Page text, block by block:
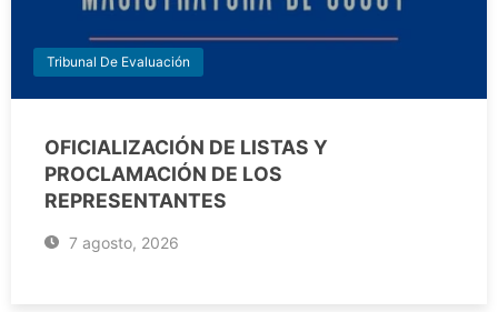
Tribunal De Evaluación
OFICIALIZACIÓN DE LISTAS Y
PROCLAMACIÓN DE LOS
REPRESENTANTES
7 agosto, 2026